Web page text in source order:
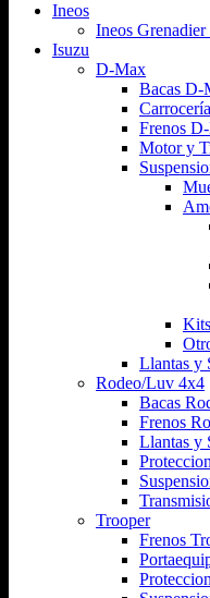
Ineos
Ineos
Isuzu
D-Max
Bacas D-
Frenos
Motor y
Llantas y
Rodeo/Luv 4x4
Bacas
Frenos
Llantas y
Trooper
Frenos